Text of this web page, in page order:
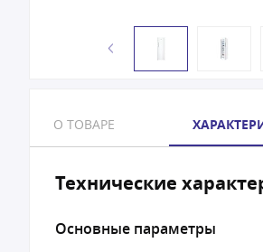
О ТОВАРЕ
Технические
Основные параметры